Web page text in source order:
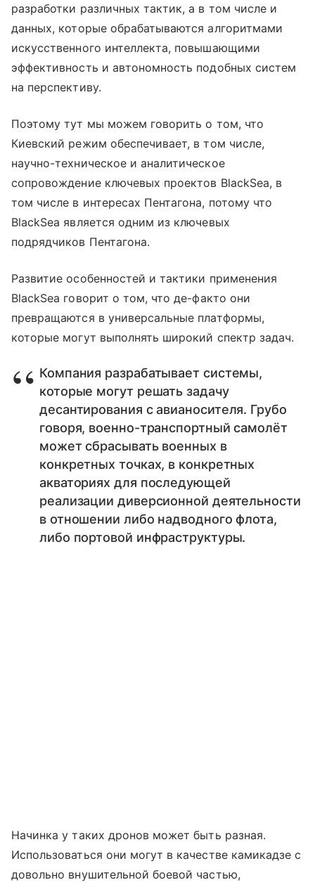
разработки различных тактик, а в том числе и
данных, которые обрабатываются алгоритмами
искусственного интеллекта, повышающими
эффективность и автономность подобных систем
на перспективу.
Поэтому тут мы можем говорить о том, что
Киевский режим обеспечивает, в том числе,
научно-техническое и аналитическое
сопровождение ключевых проектов BlackSea, в
том числе в интересах Пентагона, потому что
BlackSea является одним из ключевых
подрядчиков Пентагона.
Развитие особенностей и тактики применения
BlackSea говорит о том, что де-факто они
превращаются в универсальные платформы,
которые могут выполнять широкий спектр задач.
Компания разрабатывает системы,
которые могут решать задачу
десантирования с авианосителя. Грубо
говоря, военно-транспортный самолёт
может сбрасывать военных в
конкретных точках, в конкретных
акваториях для последующей
реализации диверсионной деятельности
в отношении либо надводного флота,
либо портовой инфраструктуры.
Начинка у таких дронов может быть разная.
Использоваться они могут в качестве камикадзе с
довольно внушительной боевой частью,